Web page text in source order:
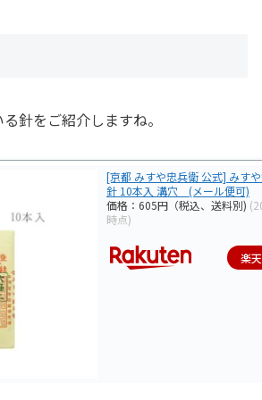
針をご紹介しますね。
[京都 みすや忠兵衛 公式] みす
針 10本入 溝穴 (メール便可)
価格：605円（税込、送料別)
時点)
楽